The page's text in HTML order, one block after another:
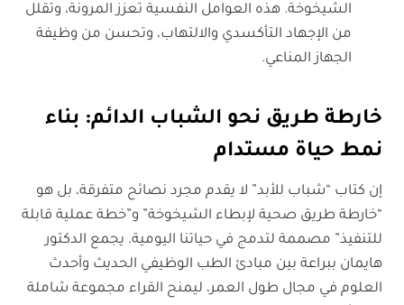
الشيخوخة. هذه العوامل النفسية تعزز المرونة، وتقلل
من الإجهاد التأكسدي والالتهاب، وتحسن من وظيفة
الجهاز المناعي.
خارطة طريق نحو الشباب الدائم: بناء
نمط حياة مستدام
إن كتاب “شباب للأبد” لا يقدم مجرد نصائح متفرقة، بل هو
“خارطة طريق صحية لإبطاء الشيخوخة” و”خطة عملية قابلة
للتنفيذ” مصممة لتدمج في حياتنا اليومية. يجمع الدكتور
هايمان ببراعة بين مبادئ الطب الوظيفي الحديث وأحدث
العلوم في مجال طول العمر، ليمنح القراء مجموعة شاملة